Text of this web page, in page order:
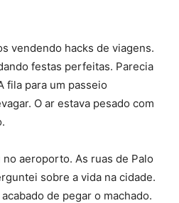
vendendo hacks de viagens.
festas perfeitas. Parecia
fila para um passeio
O ar estava pesado com
aeroporto. As ruas de Palo
sobre a vida na cidade.
de pegar o machado.